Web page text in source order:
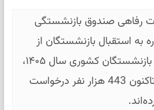
رفاهی صندوق بازنشستگی
به استقبال بازنشستگان از
تسهیلات وام بازنشستگان کشوری سال ۱۴۰۵،
اعلام کرد که تاکنون 443 هزار نفر درخواست